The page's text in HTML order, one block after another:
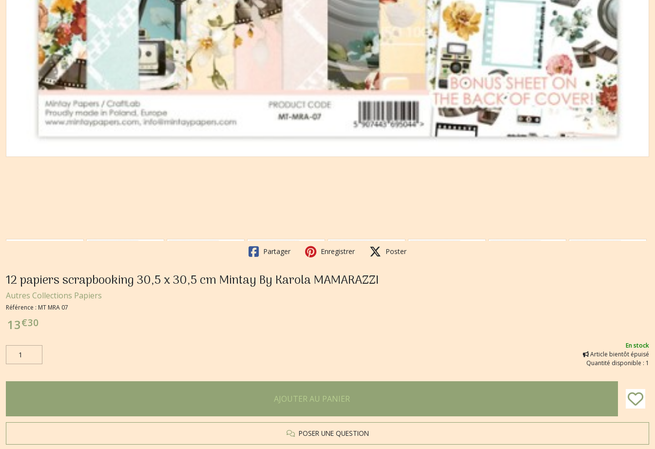
Partager Enregistrer Poster
12 papiers scrapbooking 30,5 x 30,5 cm Mintay By Karola MAMARAZZI
Autres Collections Papiers
Référence : MT MRA 07
13€30
En stock
Article bientôt épuisé
Quantité disponible : 1
AJOUTER AU PANIER
POSER UNE QUESTION